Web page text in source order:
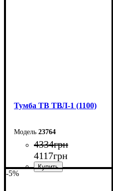
Тумба ТВ ТВЛ-1 (1100)
23764
4334грн
4117грн
-5%